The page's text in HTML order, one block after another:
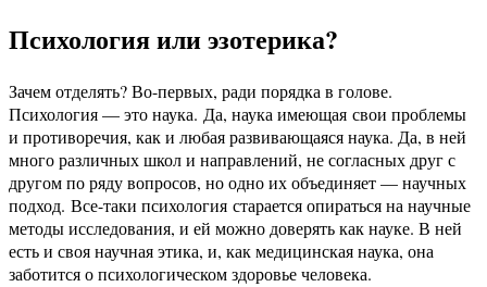
Психология или эзотерика?
Зачем отделять? Во-первых, ради порядка в голове.
Психология — это наука. Да, наука имеющая свои проблемы
и противоречия, как и любая развивающаяся наука. Да, в ней
много различных школ и направлений, не согласных друг с
другом по ряду вопросов, но одно их объединяет — научных
подход. Все-таки психология старается опираться на научные
методы исследования, и ей можно доверять как науке. В ней
есть и своя научная этика, и, как медицинская наука, она
заботится о психологическом здоровье человека.